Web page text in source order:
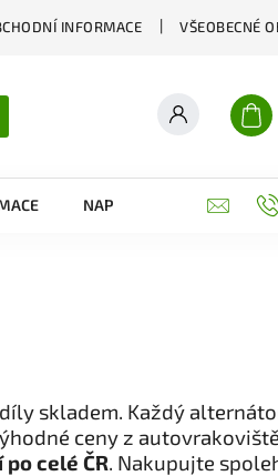
INFORMACE VŠEOBECNÉ
NAPIŠTE NÁM
skladem. Každý
ceny z
celé ČR. Nakupujte